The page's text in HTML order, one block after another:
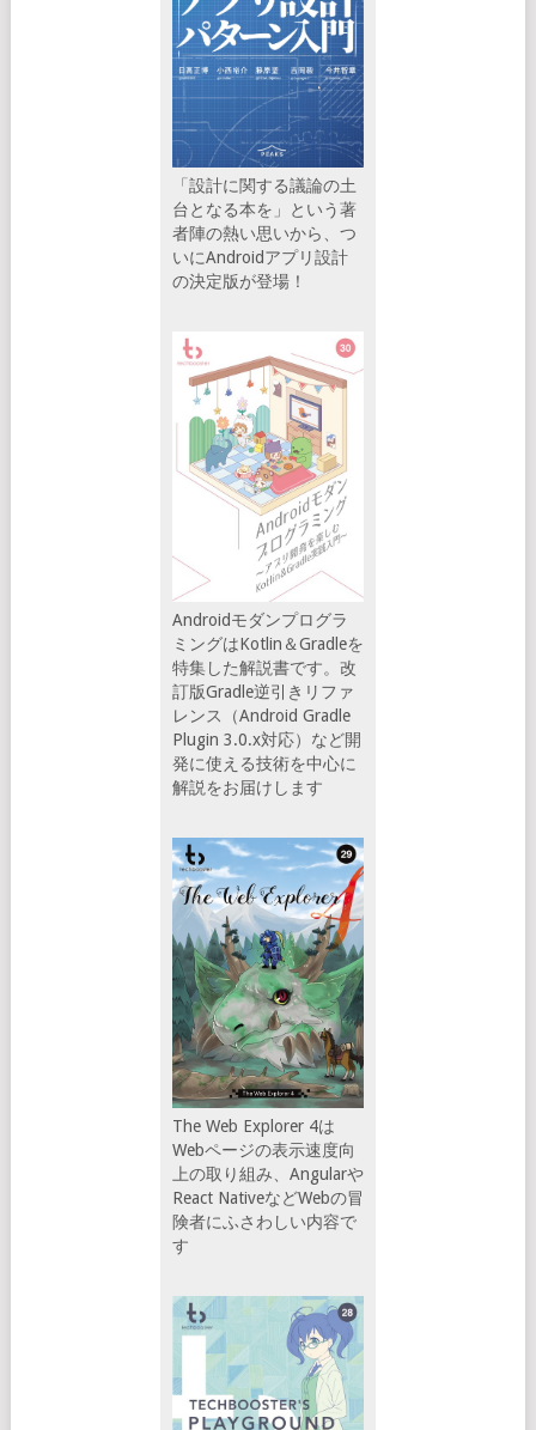
「設計に関する議論の土
台となる本を」という著
者陣の熱い思いから、つ
いにAndroidアプリ設計
の決定版が登場！
Androidモダンプログラ
ミングはKotlin＆Gradleを
特集した解説書です。改
訂版Gradle逆引きリファ
レンス（Android Gradle
Plugin 3.0.x対応）など開
発に使える技術を中心に
解説をお届けします
The Web Explorer 4は
Webページの表示速度向
上の取り組み、Angularや
React NativeなどWebの冒
険者にふさわしい内容で
す